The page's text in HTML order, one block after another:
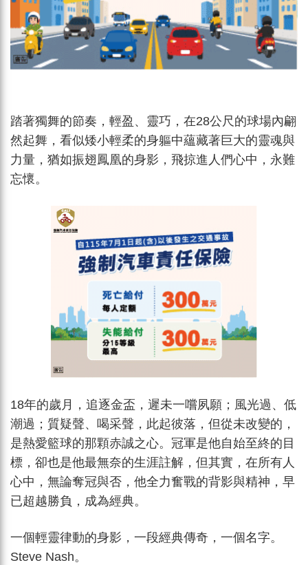
踏著獨舞的節奏，輕盈、靈巧，在28公尺的球場內翩
然起舞，看似矮小輕柔的身軀中蘊藏著巨大的靈魂與
力量，猶如振翅鳳凰的身影，飛掠進人們心中，永難
忘懷。
18年的歲月，追逐金盃，遲未一嚐夙願；風光過、低
潮過；質疑聲、喝采聲，此起彼落，但從未改變的，
是熱愛籃球的那顆赤誠之心。冠軍是他自始至終的目
標，卻也是他最無奈的生涯註解，但其實，在所有人
心中，無論奪冠與否，他全力奮戰的背影與精神，早
已超越勝負，成為經典。
一個輕靈律動的身影，一段經典傳奇，一個名字。
Steve Nash。